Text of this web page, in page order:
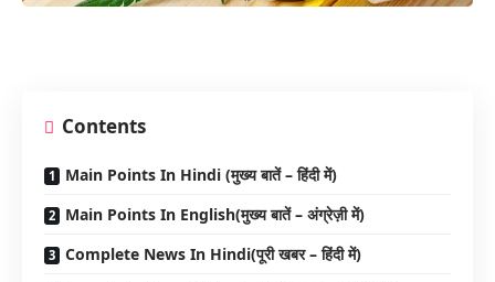
Contents
Main Points In Hindi (मुख्य बातें – हिंदी में)
Main Points In English(मुख्य बातें – अंग्रेज़ी में)
Complete News In Hindi(पूरी खबर – हिंदी में)